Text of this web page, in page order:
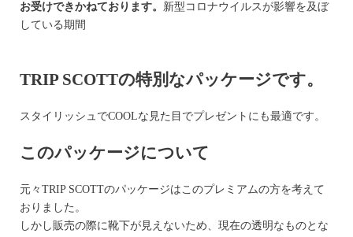
お受けできかねております。 新型コロナウイルスが影響を及ぼ
している期間
TRIP SCOTTの特別なパッケージです。
スタイリッシュでCOOLな見た目でプレゼントにも最適です。
このパッケージについて
元々TRIP SCOTTのパッケージはこのプレミアムの方を考えて
おりました。
しかし販売の際に靴下が見えないため、現在の透明なものとな